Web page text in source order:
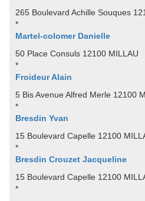
265 Boulevard Achille Souques
*
Martel-colomer Danielle
50 Place Consuls 12100 MILLAU
*
Froideur Alain
5 Bis Avenue Alfred Merle 12100
*
Bresdin Yvan
15 Boulevard Capelle 12100
*
Bresdin Crouzet Jacqueline
15 Boulevard Capelle 12100
*